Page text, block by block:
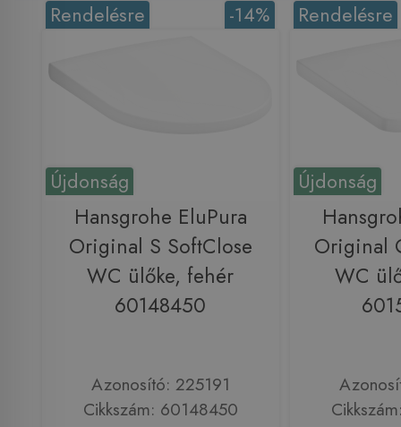
Újdonság
-14%
Rendelésre
Hansgrohe EluPura
Original S SoftClose
WC ülőke, fehér
60148450
Azonosító: 225191
Cikkszám: 60148450
Újdonság
Rendelésre
Original
WC